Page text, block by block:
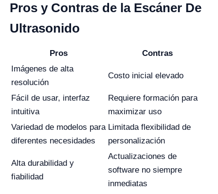
Pros y Contras de la Escáner De
Ultrasonido
Pros
Contras
Imágenes de alta
resolución
Costo inicial elevado
Fácil de usar, interfaz
intuitiva
Requiere formación para
maximizar uso
Variedad de modelos para
diferentes necesidades
Limitada flexibilidad de
personalización
Alta durabilidad y
fiabilidad
Actualizaciones de
software no siempre
inmediatas